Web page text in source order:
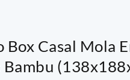
Box Casal Mola
Bambu